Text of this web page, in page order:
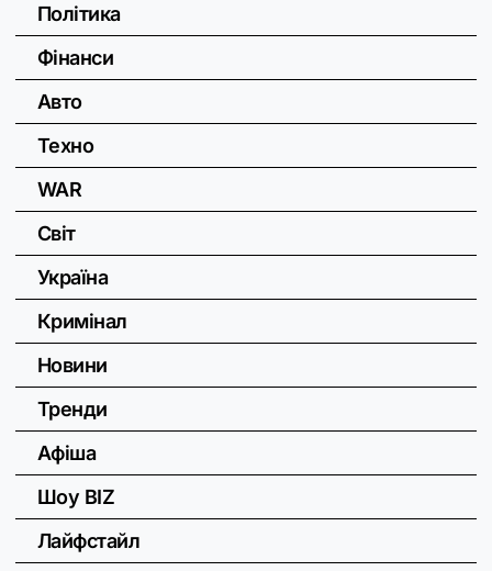
Політика
Фінанси
Авто
Техно
WAR
Світ
Україна
Кримінал
Новини
Тренди
Афіша
Шоу BIZ
Лайфстайл